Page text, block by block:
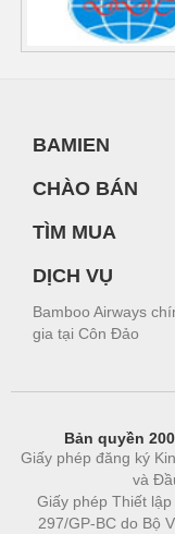
BAMIEN
CHÀO BÁN
TÌM MUA
DỊCH VỤ
Bamboo Airways
gia tại Côn Đảo
Bản quyền
Giấy phép đăng ký
và
Giấy phép Thiết
297/GP-BC do Bộ